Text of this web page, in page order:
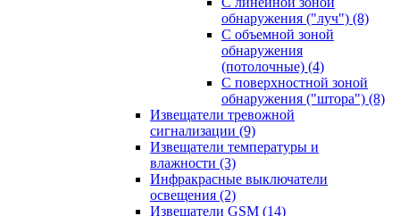
обнаружения ("луч") (8)
С объемной зоной
обнаружения
(потолочные) (4)
С поверхностной зоной
обнаружения ("штора") (8)
Извещатели тревожной
сигнализации (9)
Извещатели температуры и
влажности (3)
Инфракрасные выключатели
освещения (2)
Извещатели GSM (14)